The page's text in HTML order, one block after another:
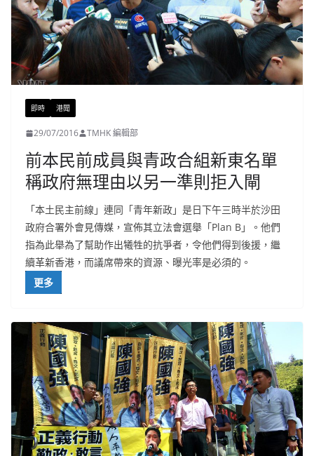
即時 港聞
29/07/2016 TMHK 編輯部
前本民前成員與青政合組新東名單
稱政府無理由以另一準則拒入閘
「本土民主前線」連同「青年新政」是日下午三時半於沙田
政府合署外會見傳媒，宣佈其立法會選舉「Plan B」。他們
指為此舉為了幫助作出犧牲的抗爭者，令他們得到後援，繼
續革新香港，而議席帶來的資源、曝光率是必須的。
更多